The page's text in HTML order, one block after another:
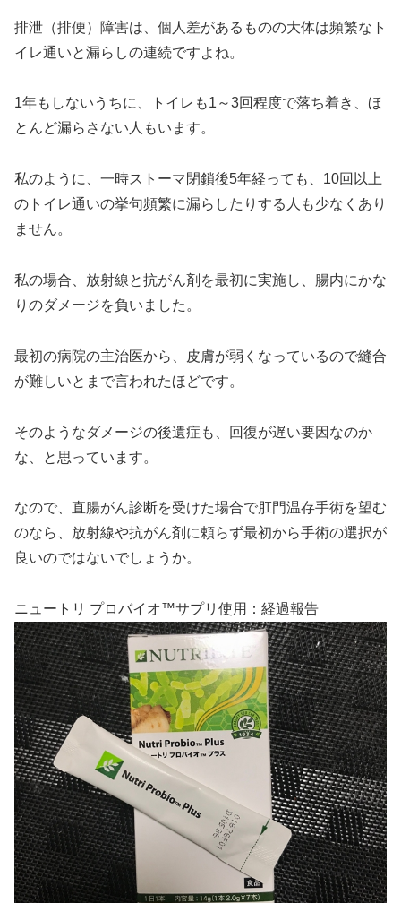
排泄（排便）障害は、個人差があるものの大体は頻繁なト
イレ通いと漏らしの連続ですよね。
1年もしないうちに、トイレも1～3回程度で落ち着き、ほ
とんど漏らさない人もいます。
私のように、一時ストーマ閉鎖後5年経っても、10回以上
のトイレ通いの挙句頻繁に漏らしたりする人も少なくあり
ません。
私の場合、放射線と抗がん剤を最初に実施し、腸内にかな
りのダメージを負いました。
最初の病院の主治医から、皮膚が弱くなっているので縫合
が難しいとまで言われたほどです。
そのようなダメージの後遺症も、回復が遅い要因なのか
な、と思っています。
なので、直腸がん診断を受けた場合で肛門温存手術を望む
のなら、放射線や抗がん剤に頼らず最初から手術の選択が
良いのではないでしょうか。
ニュートリ プロバイオ™サプリ使用：経過報告